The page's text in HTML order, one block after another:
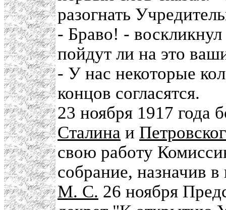
разогнать
- Браво! -
пойдут ли на это
- У нас некоторые
концов согласятся.
23 ноября 1917 года
Сталина и
свою работу
собрание, назначив
М. С. 26 ноября